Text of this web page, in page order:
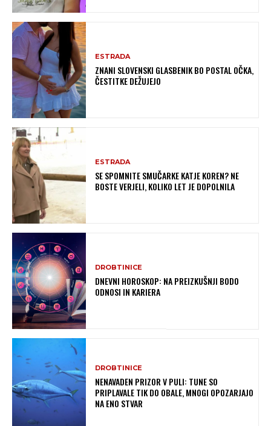
ESTRADA
ZNANI SLOVENSKI GLASBENIK BO POSTAL OČKA,
ČESTITKE DEŽUJEJO
ESTRADA
SE SPOMNITE SMUČARKE KATJE KOREN? NE
BOSTE VERJELI, KOLIKO LET JE DOPOLNILA
DROBTINICE
DNEVNI HOROSKOP: NA PREIZKUŠNJI BODO
ODNOSI IN KARIERA
DROBTINICE
NENAVADEN PRIZOR V PULI: TUNE SO
PRIPLAVALE TIK DO OBALE, MNOGI OPOZARJAJO
NA ENO STVAR